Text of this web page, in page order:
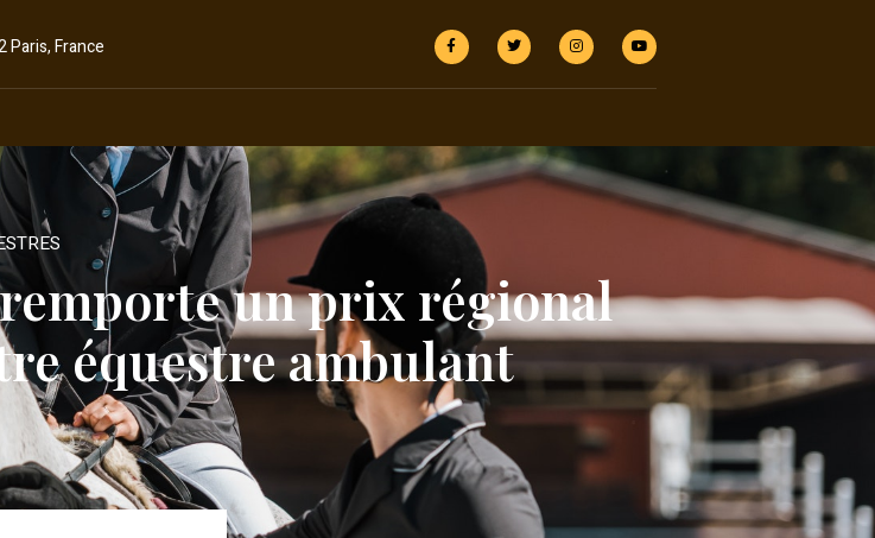
Paris, France
remporte un prix régional
équestre ambulant